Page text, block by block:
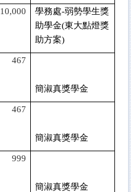
10,000
學務處-弱勢學生獎
助學金(東大點燈獎
助方案)
467
簡淑真獎學金
467
簡淑真獎學金
999
簡淑真獎學金